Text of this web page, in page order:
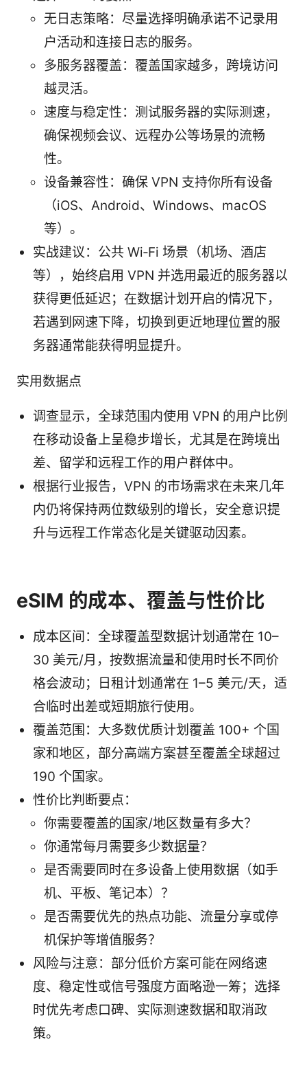
无日志策略：尽量选择明确承诺不记录用
户活动和连接日志的服务。
多服务器覆盖：覆盖国家越多，跨境访问
越灵活。
速度与稳定性：测试服务器的实际测速，
确保视频会议、远程办公等场景的流畅
性。
设备兼容性：确保 VPN 支持你所有设备
（iOS、Android、Windows、macOS
等）。
实战建议：公共 Wi‑Fi 场景（机场、酒店
等），始终启用 VPN 并选用最近的服务器以
获得更低延迟；在数据计划开启的情况下，
若遇到网速下降，切换到更近地理位置的服
务器通常能获得明显提升。
实用数据点
调查显示，全球范围内使用 VPN 的用户比例
在移动设备上呈稳步增长，尤其是在跨境出
差、留学和远程工作的用户群体中。
根据行业报告，VPN 的市场需求在未来几年
内仍将保持两位数级别的增长，安全意识提
升与远程工作常态化是关键驱动因素。
eSIM 的成本、覆盖与性价比
成本区间：全球覆盖型数据计划通常在 10–
30 美元/月，按数据流量和使用时长不同价
格会波动；日租计划通常在 1–5 美元/天，适
合临时出差或短期旅行使用。
覆盖范围：大多数优质计划覆盖 100+ 个国
家和地区，部分高端方案甚至覆盖全球超过
190 个国家。
性价比判断要点：
你需要覆盖的国家/地区数量有多大？
你通常每月需要多少数据量？
是否需要同时在多设备上使用数据（如手
机、平板、笔记本）？
是否需要优先的热点功能、流量分享或停
机保护等增值服务？
风险与注意：部分低价方案可能在网络速
度、稳定性或信号强度方面略逊一筹；选择
时优先考虑口碑、实际测速数据和取消政
策。